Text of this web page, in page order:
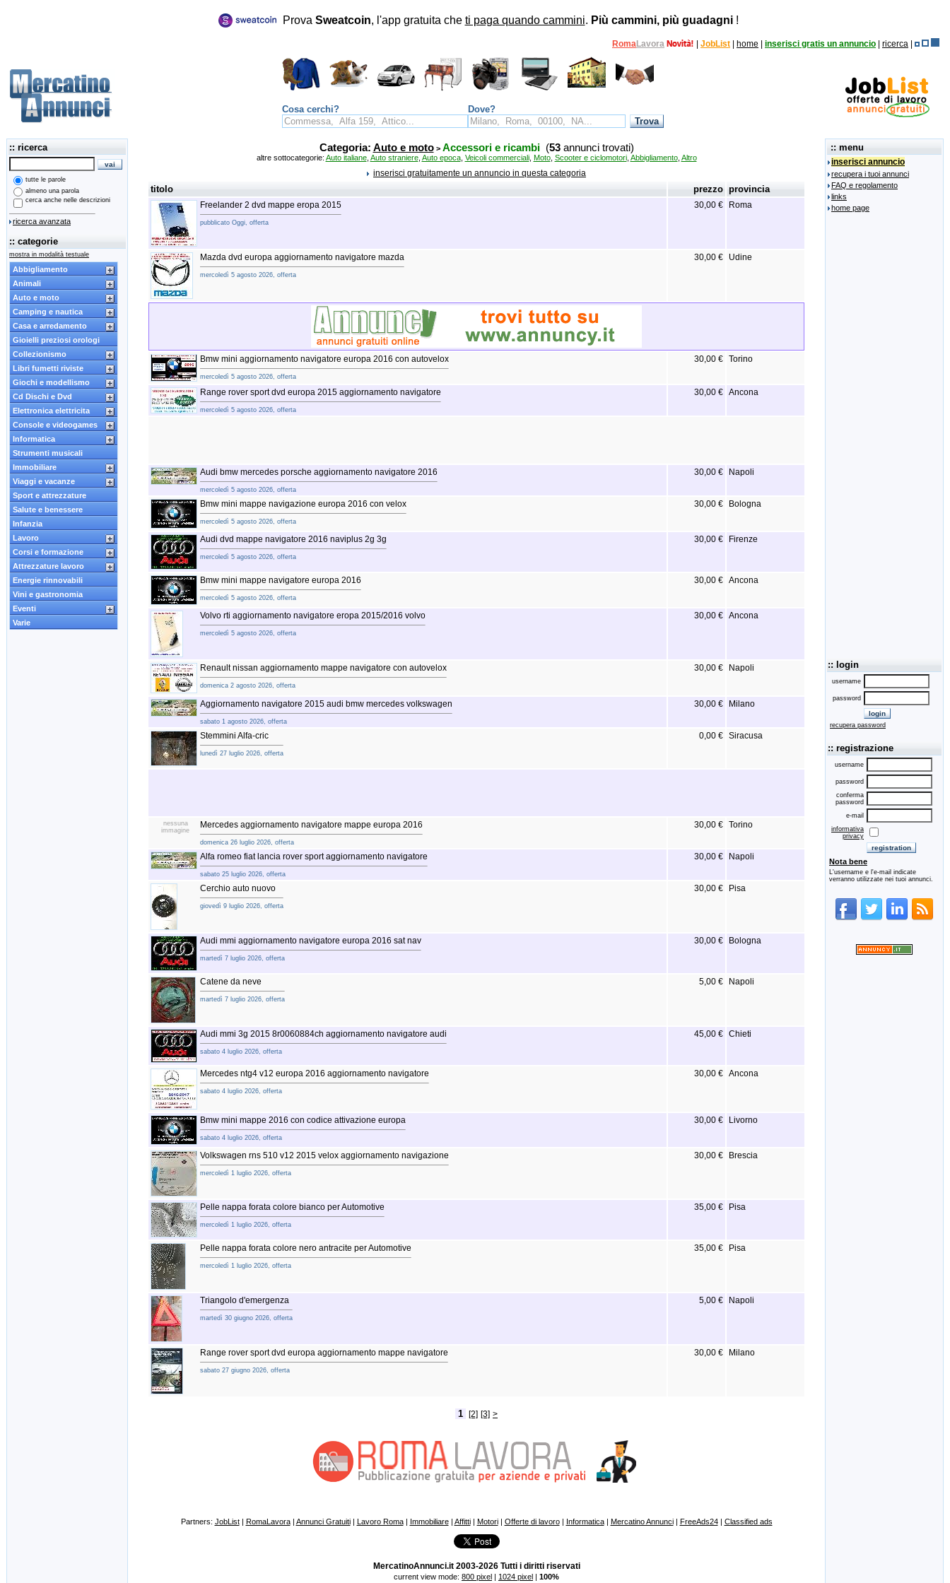
Prova Sweatcoin, l'app gratuita che ti paga quando cammini. Più cammini, più guadagni!
RomaLavora JobList home inserisci gratis un annuncio ricerca
Cosa cerchi? Dove?
:: ricerca
tutte le parole
almeno una parola
cerca anche nelle descrizioni
ricerca avanzata
:: categorie
mostra in modalità testuale
Abbigliamento
Animali
Auto e moto
Camping e nautica
Casa e arredamento
Gioielli preziosi orologi
Collezionismo
Libri fumetti riviste
Giochi e modellismo
Cd Dischi e Dvd
Elettronica elettricita
Console e videogames
Informatica
Strumenti musicali
Immobiliare
Viaggi e vacanze
Sport e attrezzature
Salute e benessere
Infanzia
Lavoro
Corsi e formazione
Attrezzature lavoro
Energie rinnovabili
Vini e gastronomia
Eventi
Varie
Categoria: Auto e moto> Accessori e ricambi(53annunci trovati)
altre sottocategorie: Auto italiane, Auto straniere, Auto epoca, Veicoli commerciali, Moto, Scooter e ciclomotori, Abbigliamento, Altro
inserisci gratuitamente un annuncio in questa categoria
titolo prezzo provincia
Freelander 2 dvd mappe eropa 2015
pubblicato Oggi, offerta
30,00 € Roma
Mazda dvd europa aggiornamento navigatore mazda
mercoledì 5 agosto 2026, offerta
30,00 € Udine
Bmw mini aggiornamento navigatore europa 2016 con autovelox
mercoledì 5 agosto 2026, offerta
30,00 € Torino
Range rover sport dvd europa 2015 aggiornamento navigatore
mercoledì 5 agosto 2026, offerta
30,00 € Ancona
Audi bmw mercedes porsche aggiornamento navigatore 2016
mercoledì 5 agosto 2026, offerta
30,00 € Napoli
Bmw mini mappe navigazione europa 2016 con velox
mercoledì 5 agosto 2026, offerta
30,00 € Bologna
Audi dvd mappe navigatore 2016 naviplus 2g 3g
mercoledì 5 agosto 2026, offerta
30,00 € Firenze
Bmw mini mappe navigatore europa 2016
mercoledì 5 agosto 2026, offerta
30,00 € Ancona
Volvo rti aggiornamento navigatore eropa 2015/2016 volvo
mercoledì 5 agosto 2026, offerta
30,00 € Ancona
Renault nissan aggiornamento mappe navigatore con autovelox
domenica 2 agosto 2026, offerta
30,00 € Napoli
Aggiornamento navigatore 2015 audi bmw mercedes volkswagen
sabato 1 agosto 2026, offerta
30,00 € Milano
Stemmini Alfa-cric
lunedì 27 luglio 2026, offerta
0,00 € Siracusa
nessuna
immagine
Mercedes aggiornamento navigatore mappe europa 2016
domenica 26 luglio 2026, offerta
30,00 € Torino
Alfa romeo fiat lancia rover sport aggiornamento navigatore
sabato 25 luglio 2026, offerta
30,00 € Napoli
Cerchio auto nuovo
giovedì 9 luglio 2026, offerta
30,00 € Pisa
Audi mmi aggiornamento navigatore europa 2016 sat nav
martedì 7 luglio 2026, offerta
30,00 € Bologna
Catene da neve
martedì 7 luglio 2026, offerta
5,00 € Napoli
Audi mmi 3g 2015 8r0060884ch aggiornamento navigatore audi
sabato 4 luglio 2026, offerta
45,00 € Chieti
Mercedes ntg4 v12 europa 2016 aggiornamento navigatore
sabato 4 luglio 2026, offerta
30,00 € Ancona
Bmw mini mappe 2016 con codice attivazione europa
sabato 4 luglio 2026, offerta
30,00 € Livorno
Volkswagen rns 510 v12 2015 velox aggiornamento navigazione
mercoledì 1 luglio 2026, offerta
30,00 € Brescia
Pelle nappa forata colore bianco per Automotive
mercoledì 1 luglio 2026, offerta
35,00 € Pisa
Pelle nappa forata colore nero antracite per Automotive
mercoledì 1 luglio 2026, offerta
35,00 € Pisa
Triangolo d'emergenza
martedì 30 giugno 2026, offerta
5,00 € Napoli
Range rover sport dvd europa aggiornamento mappe navigatore
sabato 27 giugno 2026, offerta
30,00 € Milano
1 [2] [3] >
:: menu
inserisci annuncio
recupera i tuoi annunci
FAQ e regolamento
links
home page
:: login
username
password
recupera password
:: registrazione
username
password
conferma
password
e-mail
informativa
privacy
Nota bene
L'username e l'e-mail indicate
verranno utilizzate nei tuoi annunci.
Partners: JobList| RomaLavora| Annunci Gratuiti| Lavoro Roma| Immobiliare| Affitti| Motori| Offerte di lavoro| Informatica| Mercatino Annunci| FreeAds24| Classified ads
MercatinoAnnunci.it 2003-2026 Tutti i diritti riservati
current view mode: 800 pixel | 1024 pixel | 100%